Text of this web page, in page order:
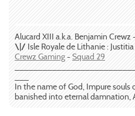
Alucard XIII a.k.a. Benjamin
\|/ Isle Royale de Lithanie :
Crewz Gaming-Squad 29
In the name of God, Impure souls
banished into eternal damnation,